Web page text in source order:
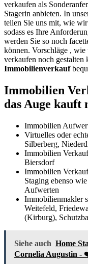
verkaufen als
Stagerin anbieten. In
teilen Sie uns mit, wie
sodass es Ihre
werden Sie so noch
können. Vorschläge ,
verkaufen noch gestalten
Immobilienverkauf
Immobilien
das Auge kauft
Immobilien
Virtuelles oder
Silberberg,
Immobilien
Biersdorf
Immobilien
Staging ebenso
Aufwerten
Immobilienmakler
Weitefeld,
(Kirburg),
Siehe auch Home
Cornelia Augustin -